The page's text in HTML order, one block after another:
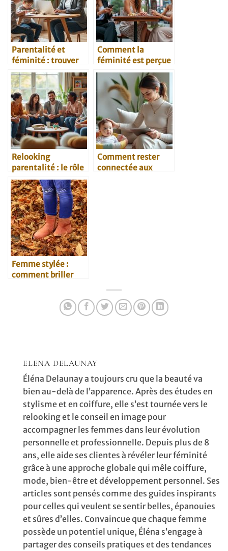
Parentalité et
féminité : trouver
l’équilibre au
quotidien
Comment la
féminité est perçue
dans les rencontres
modernes
Relooking
parentalité : le rôle
du regard des autres
Comment rester
connectée aux
Femme stylée :
comment briller
ELENA DELAUNAY
Éléna Delaunay a toujours cru que la beauté va
bien au-delà de l’apparence. Après des études en
stylisme et en coiffure, elle s’est tournée vers le
relooking et le conseil en image pour
accompagner les femmes dans leur évolution
personnelle et professionnelle. Depuis plus de 8
ans, elle aide ses clientes à révéler leur féminité
grâce à une approche globale qui mêle coiffure,
mode, bien-être et développement personnel. Ses
articles sont pensés comme des guides inspirants
pour celles qui veulent se sentir belles, épanouies
et sûres d’elles. Convaincue que chaque femme
possède un potentiel unique, Éléna s’engage à
partager des conseils pratiques et des tendances